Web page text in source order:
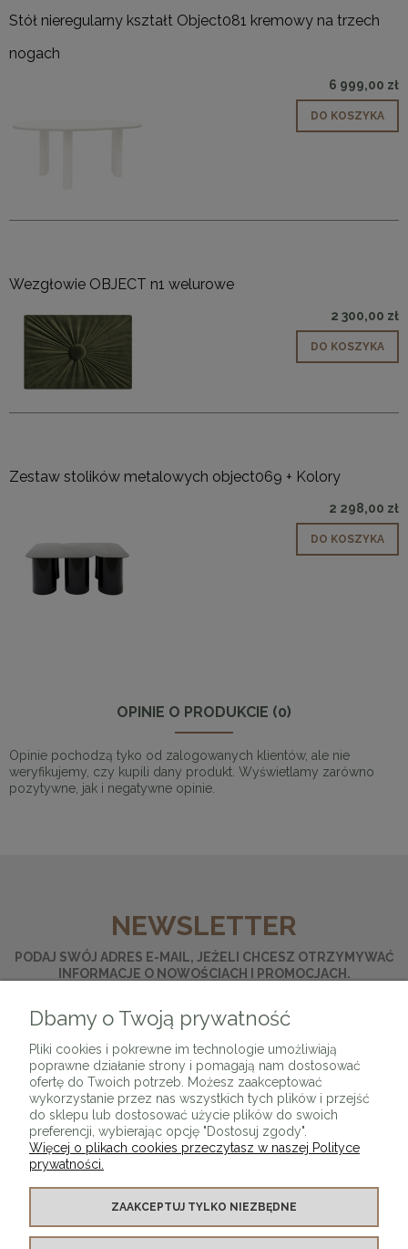
Stół nieregularny kształt Object081 kremowy na trzech
nogach
6 999,00 zł
DO KOSZYKA
Wezgłowie OBJECT n1 welurowe
2 300,00 zł
DO KOSZYKA
Zestaw stolików metalowych object069 + Kolory
2 298,00 zł
DO KOSZYKA
OPINIE O PRODUKCIE (0)
Opinie pochodzą tyko od zalogowanych klientów, ale nie
weryfikujemy, czy kupili dany produkt. Wyświetlamy zarówno
pozytywne, jak i negatywne opinie.
NEWSLETTER
PODAJ SWÓJ ADRES E-MAIL, JEŻELI CHCESZ OTRZYMYWAĆ
INFORMACJE O NOWOŚCIACH I PROMOCJACH.
KONTAKT Z NAMI
Dbamy o Twoją prywatność
Pliki cookies i pokrewne im technologie umożliwiają
poprawne działanie strony i pomagają nam dostosować
ofertę do Twoich potrzeb. Możesz zaakceptować
wykorzystanie przez nas wszystkich tych plików i przejść
do sklepu lub dostosować użycie plików do swoich
preferencji, wybierając opcję "Dostosuj zgody".
Więcej o plikach cookies przeczytasz w naszej Polityce
prywatności.
ZAAKCEPTUJ TYLKO NIEZBĘDNE